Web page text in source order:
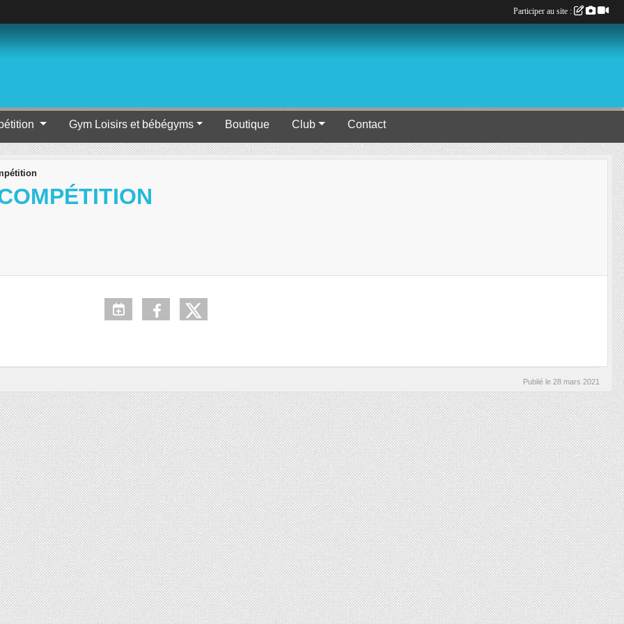
Gym Loisirs et bébégyms Boutique Club Contact
Publié le 28 mars 2021
Participer au site :